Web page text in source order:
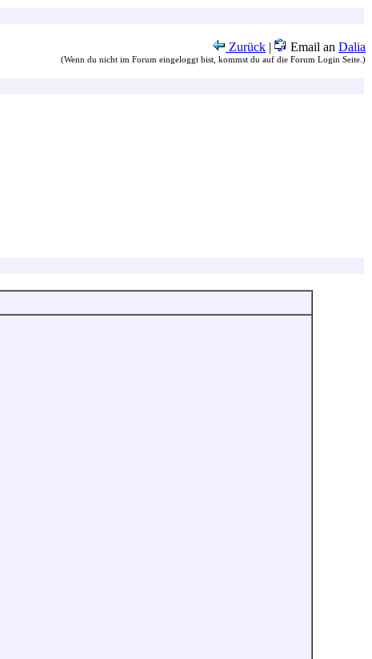
Zurück | Email an Dalia
(Wenn du nicht im Forum eingeloggt bist, kommst du auf die Forum Login Seite.)